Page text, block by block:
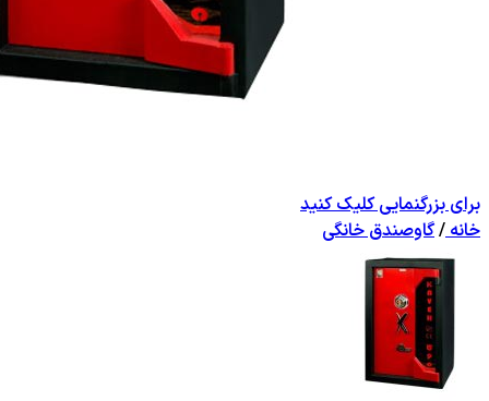
برای بزرگنمایی کلیک کنید
خانه/گاوصندق خانگی